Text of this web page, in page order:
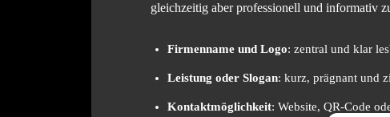
gleichzeitig aber professionell und informativ
Firmenname und Logo: zentral und klar
Leistung oder Slogan: kurz, prägnant und
Kontaktmöglichkeit: Website, QR-Code